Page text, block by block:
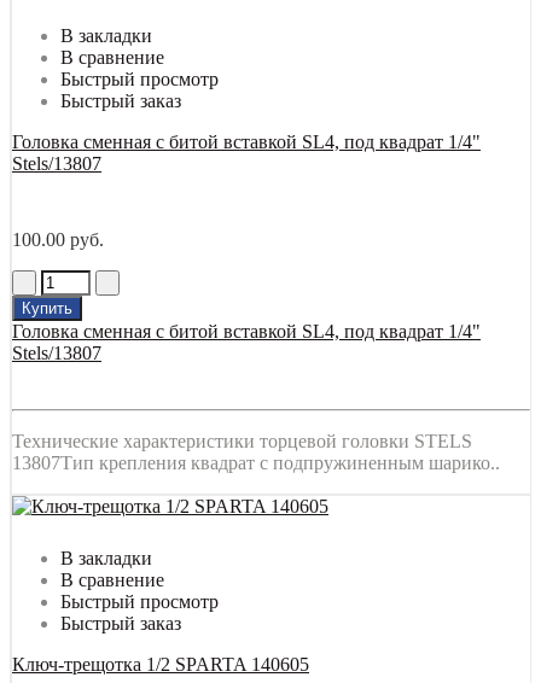
В закладки
В сравнение
Быстрый просмотр
Быстрый заказ
Головка сменная с битой вставкой SL4, под квадрат 1/4"
Stels/13807
100.00 руб.
Купить
Головка сменная с битой вставкой SL4, под квадрат 1/4"
Stels/13807
Технические характеристики торцевой головки STELS
13807Тип крепления квадрат с подпружиненным шарико..
В закладки
В сравнение
Быстрый просмотр
Быстрый заказ
Ключ-трещотка 1/2 SPARTA 140605